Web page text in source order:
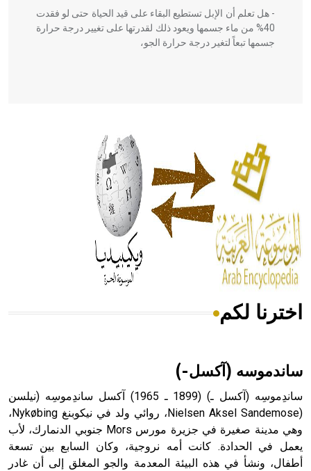
- هل تعلم أن الإبل تستطيع البقاء على قيد الحياة حتى لو فقدت
40% من ماء جسمها ويعود ذلك لقدرتها على تغيير درجة حرارة
جسمها تبعاً لتغير درجة حرارة الجو،
الحكم، الأدلة، تنظيم التغذية، ورسالته في جروح الرأس. ويعود
له الفضل بأنه حرر الطب من الدين والفلسفة.
- هل تعلم أن المرجان إفراز حيواني يتكون في البحر ويتركب
من مادة كربونات الكلسيوم، وهو أحمر أو شديد الحمرة وهو
أجود أنواعه، ويمتاز بكبر الحجم ويسمى الش
هل تعلم أن الأبسيد كلمة فرنسية اللفظ تم اعتمادها مصطلحاً
- هل تعلم أن أبجر Abgar اسم معروف جيداً يعود إلى عدد من
الملوك الذين حكموا مدينة إديسا (الرها) من أبجر الأول وحتى
التاسع، وهم ينتسبون إلى أسرة أوسروين
اخترنا لكم
ساندموسه (آكسل-)
ساندِموسِه (آكسل ـ) (1899 ـ 1965) آكسل ساندِموسِه (نيلسن
(Nielsen Aksel Sandemose، روائي ولد في نيكوبنغ Nykøbing،
وهي مدينة صغيرة في جزيرة مورس Mors جنوبي الدنمارك، لأب
يعمل في الحدادة. كانت أمه نروجية، وكان السابع بين تسعة
أطفال، ونشأ في هذه البيئة المعدمة والجو المغلق إلى أن غادر